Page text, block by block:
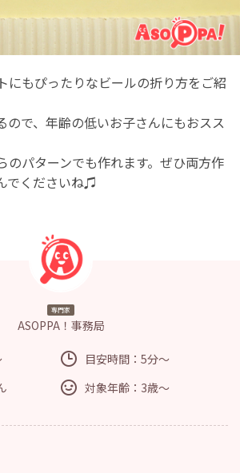
にもぴったりなビールの折り方をご紹
ので、年齢の低いお子さんにもおスス
のパターンでも作れます。ぜひ両方作
でくださいね♫
専門家
ASOPPA！事務局
目安時間：5分～
対象年齢：3歳～